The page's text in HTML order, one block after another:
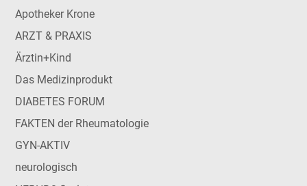
Apotheker Krone
ARZT & PRAXIS
Ärztin+Kind
Das Medizinprodukt
DIABETES FORUM
FAKTEN der Rheumatologie
GYN-AKTIV
neurologisch